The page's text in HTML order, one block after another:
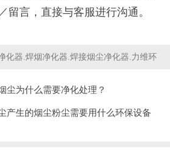
留言，直接与客服进行沟通。
化器.焊烟净化器.焊接烟尘净化器.力维环
尘为什么需要净化处理？
产生的烟尘粉尘需要用什么环保设备